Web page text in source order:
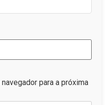
para a próxima